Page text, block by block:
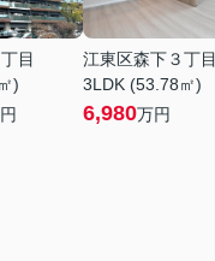
目
)
江東区森下３丁目
3LDK (53.78㎡)
6,980万円